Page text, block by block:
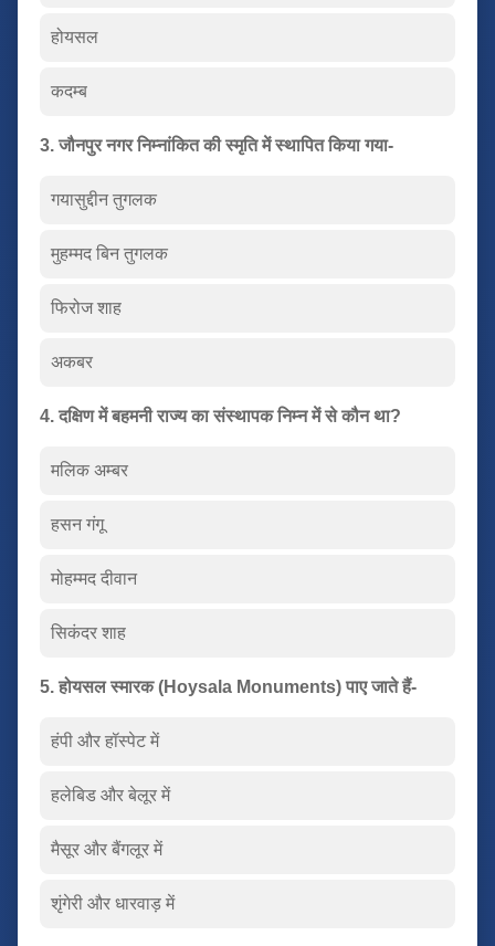
होयसल
कदम्ब
3. जौनपुर नगर निम्नांकित की स्मृति में स्थापित किया गया-
गयासुद्दीन तुगलक
मुहम्मद बिन तुगलक
फिरोज शाह
अकबर
4. दक्षिण में बहमनी राज्य का संस्थापक निम्न में से कौन था?
मलिक अम्बर
हसन गंगू
मोहम्मद दीवान
सिकंदर शाह
5. होयसल स्मारक (Hoysala Monuments) पाए जाते हैं-
हंपी और हॉस्पेट में
हलेबिड और बेलूर में
मैसूर और बैंगलूर में
शृंगेरी और धारवाड़ में